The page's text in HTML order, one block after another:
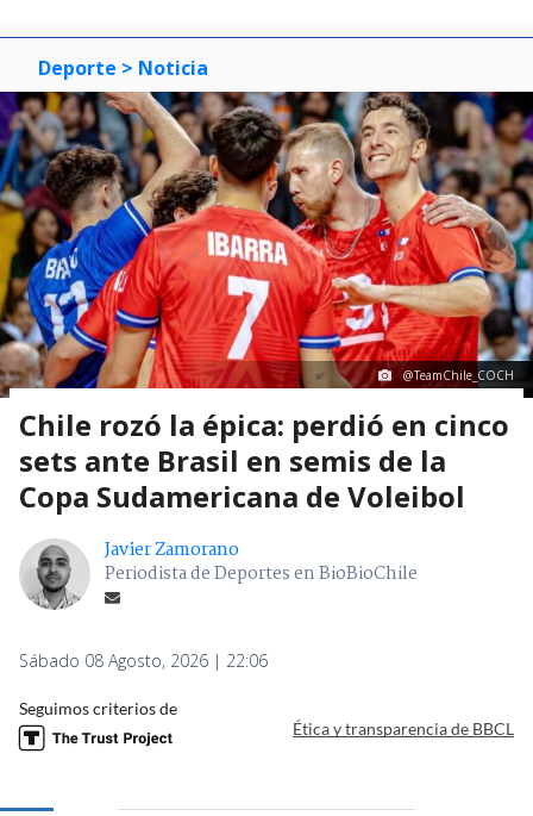
Deporte > Noticia
@TeamChile_COCH
Chile rozó la épica: perdió en cinco
sets ante Brasil en semis de la
Copa Sudamericana de Voleibol
Javier Zamorano
Periodista de Deportes en BioBioChile
Sábado 08 Agosto, 2026 | 22:06
Seguimos criterios de
Ética y transparencia de BBCL